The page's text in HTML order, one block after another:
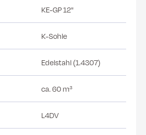
KE-GP 12"
K-Sohle
Edelstahl (1.4307)
ca. 60 m³
L4DV